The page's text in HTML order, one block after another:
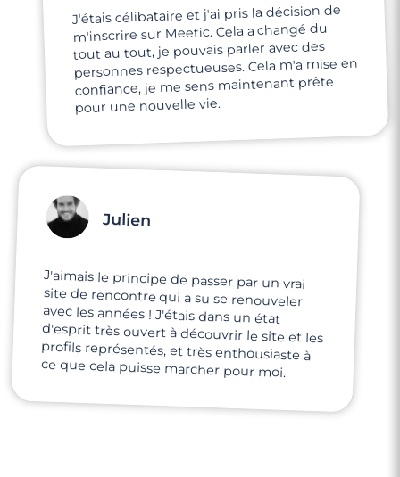
J'étais célibataire et j'ai pris la décision de
m'inscrire sur Meetic. Cela a changé du
tout au tout, je pouvais parler avec des
personnes respectueuses. Cela m'a mise en
confiance, je me sens maintenant prête
pour une nouvelle vie.
Julien
J'aimais le principe de passer par un vrai
site de rencontre qui a su se renouveler
avec les années ! J'étais dans un état
d'esprit très ouvert à découvrir le site et les
profils représentés, et très enthousiaste à
ce que cela puisse marcher pour moi.